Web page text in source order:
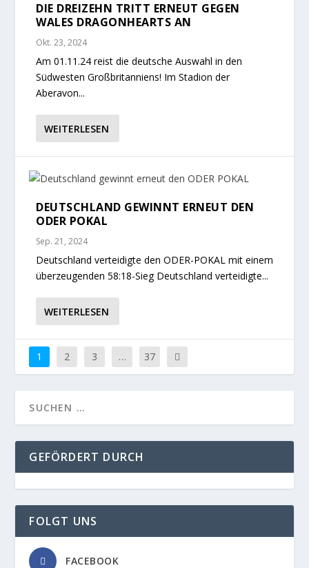
DIE DREIZEHN TRITT ERNEUT GEGEN
WALES DRAGONHEARTS AN
Okt. 23, 2024
Am 01.11.24 reist die deutsche Auswahl in den
Südwesten Großbritanniens! Im Stadion der
Aberavon...
WEITERLESEN
DEUTSCHLAND GEWINNT ERNEUT DEN
ODER POKAL
Sep. 21, 2024
Deutschland verteidigte den ODER-POKAL mit einem
überzeugenden 58:18-Sieg Deutschland verteidigte...
WEITERLESEN
1 2 3 … 37
GEFÖRDERT DURCH
FOLGT UNS
FACEBOOK